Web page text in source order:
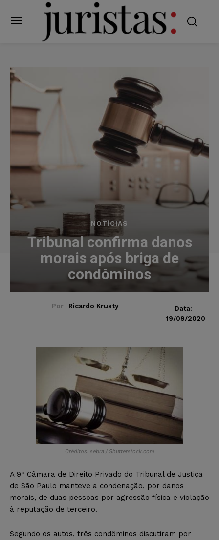
NOTÍCIAS
Tribunal confirma danos
morais após briga de
condôminos
Por Ricardo Krusty
Data:
19/09/2020
Créditos: sebra / Shutterstock.com
A 9ª Câmara de Direito Privado do Tribunal de Justiça
de São Paulo manteve a condenação, por danos
morais, de duas pessoas por agressão física e violação
à reputação de terceiro.
Segundo os autos, três condôminos discutiram por